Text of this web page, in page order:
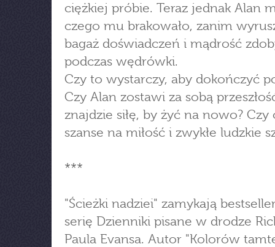
ciężkiej próbie. Teraz jednak Alan
czego mu brakowało, zanim
bagaż doświadczeń i mądrość
podczas wędrówki.
Czy to wystarczy, aby dokończyć
Czy Alan zostawi za sobą
znajdzie siłę, by żyć na nowo? Czy
szanse na miłość i zwykłe ludzkie
***
"Ścieżki nadziei" zamykają
serię Dzienniki pisane w drodze
Paula Evansa. Autor "Kolorów